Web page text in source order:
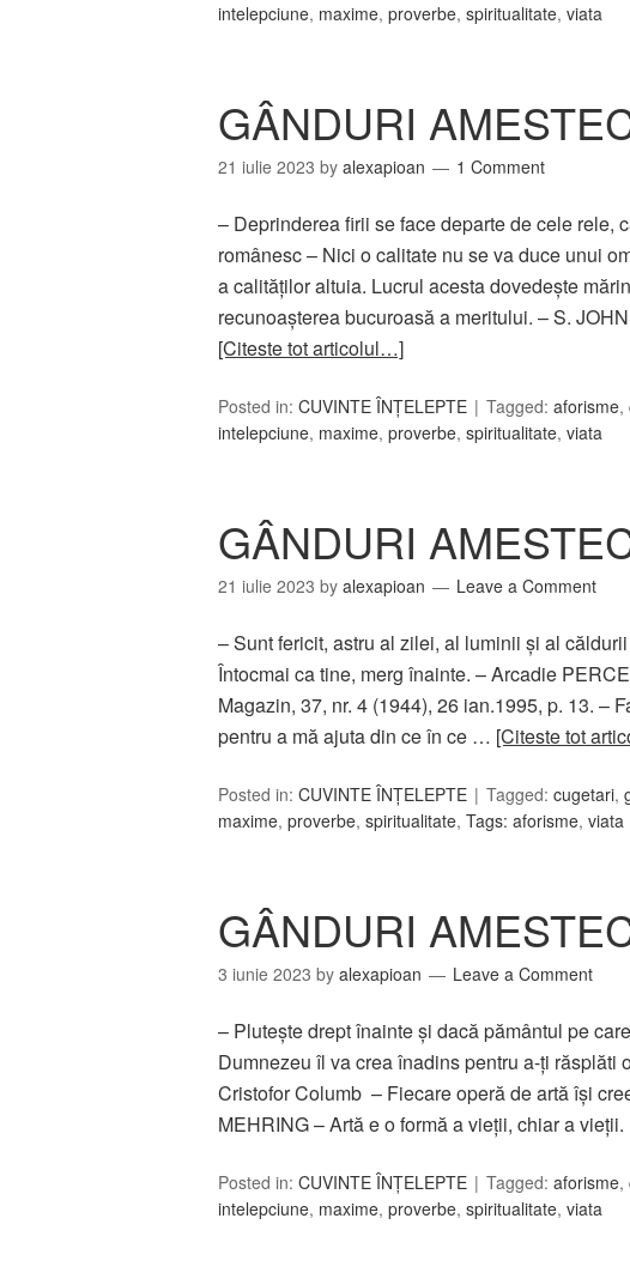
intelepciune, maxime, proverbe, spiritualitate, viata
GÂNDURI
21 iulie 2023 by alexapioan 1 Comment
– Deprinderea firii se face departe de cele rele,
românesc – Nici o calitate nu se va duce unui
a calităţilor altuia. Lucrul acesta dovedeşte
recunoaşterea bucuroasă a meritului. – S.
[Citeste tot articolul…]
Posted in: CUVINTE ÎNȚELEPTE Tagged: aforisme,
intelepciune, maxime, proverbe, spiritualitate, viata
GÂNDURI
21 iulie 2023 by alexapioan Leave a Comment
– Sunt fericit, astru al zilei, al luminii şi al
Întocmai ca tine, merg înainte. – Arcadie
Magazin, 37, nr. 4 (1944), 26 ian.1995, p. 13. –
pentru a mă ajuta din ce în ce … [Citeste tot
Posted in: CUVINTE ÎNȚELEPTE Tagged: cugetari,
maxime, proverbe, spiritualitate, Tags: aforisme, viata
GÂNDURI
3 iunie 2023 by alexapioan Leave a Comment
– Plutește drept înainte și dacă pământul pe
Dumnezeu îl va crea înadins pentru a-ți răsplăti
Cristofor Columb – Fiecare operă de artă îşi
MEHRING – Artă e o formă a vieţii, chiar a
Posted in: CUVINTE ÎNȚELEPTE Tagged: aforisme,
intelepciune, maxime, proverbe, spiritualitate, viata